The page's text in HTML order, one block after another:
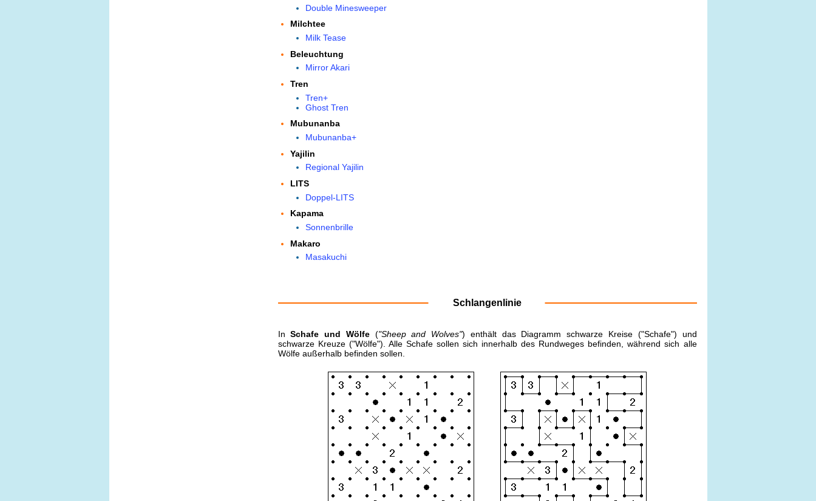
Double Minesweeper
Milchtee
Milk Tease
Beleuchtung
Mirror Akari
Tren
Tren+
Ghost Tren
Mubunanba
Mubunanba+
Yajilin
Regional Yajilin
LITS
Doppel-LITS
Kapama
Sonnenbrille
Makaro
Masakuchi
Schlangenlinie
InSchafe und Wölfe("Sheep and Wolves") enthält das Diagramm schwarze Kreise ("Schafe") und
schwarze Kreuze ("Wölfe"). Alle Schafe sollen sich innerhalb des Rundweges befinden, während sich alle
Wölfe außerhalb befinden sollen.